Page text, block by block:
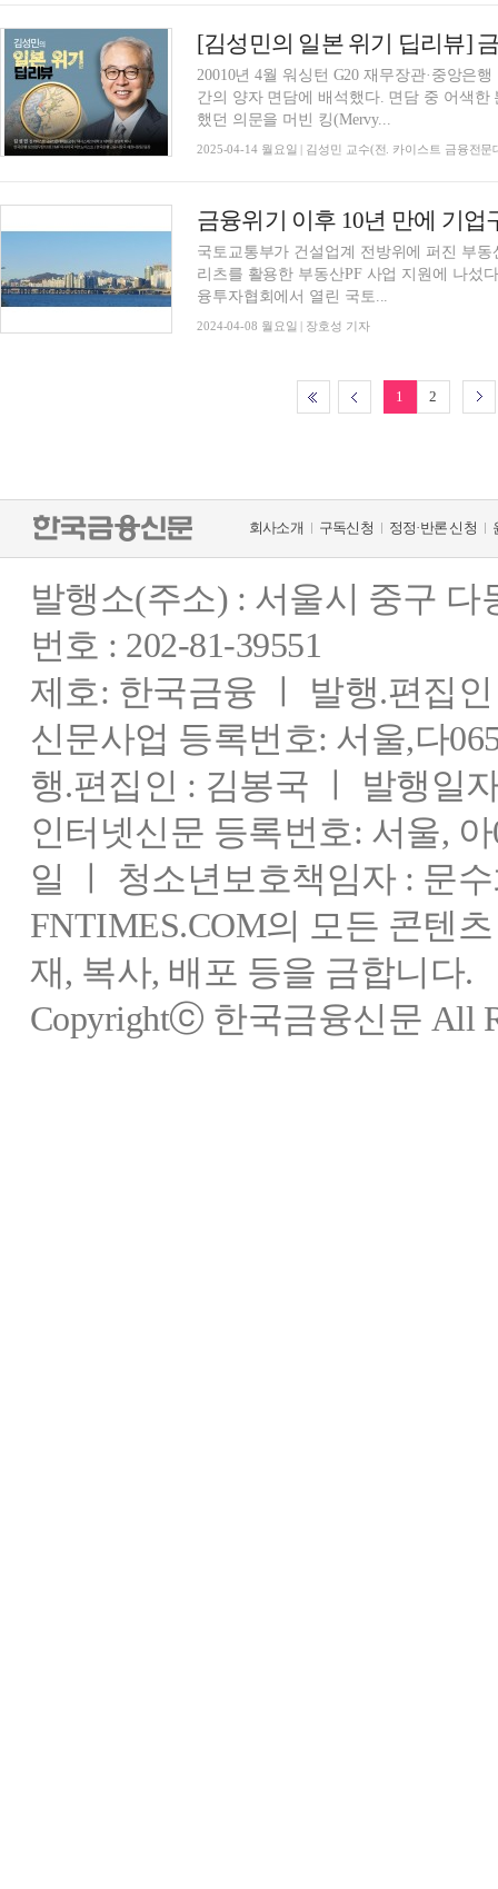
20010년 4월 워싱턴 G20 재무장관·중앙은
간의 양자 면담에 배석했다. 면담 중 어색
했던 의문을 머빈 킹(Mervy...
2025-04-14 월요일 | 김성민 교수(전. 카이스트 금융전문
국토교통부가 건설업계 전방위에 퍼진 부
리츠를 활용한 부동산PF 사업 지원에 나섰다. 정부는 8일 오후 서울 영등포구 여의도 한
융투자협회에서 열린 국토...
2024-04-08 월요일 | 장호성 기자
1 2
회사소개 구독신청 정정·반론 신청
발행소(주소) : 서울시 중구
번호 : 202-81-39551
제호: 한국금융 ㅣ 발행.편집
신문사업 등록번호: 서울,다
행.편집인 : 김봉국 ㅣ 발행일
인터넷신문 등록번호: 서울,
일 ㅣ 청소년보호책임자 : 문
FNTIMES.COM의 모든 콘텐
재, 복사, 배포 등을 금합니다.
Copyrightⓒ 한국금융신문 All